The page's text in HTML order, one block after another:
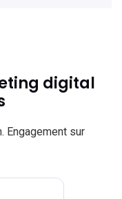
digital
Engagement sur